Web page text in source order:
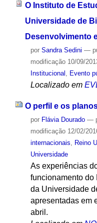
O Instituto de
Universidade de
Desenvolvimento
por Sandra Sedini —
modificação10/09/
Institucional
Evento
Localizado em
O perfil e os
por Flávia Dourado —
modificação12/02/
internacionais, Reino
Universidade
As experiências
funcionamento do
da Universidade
apresentadas em
abril.